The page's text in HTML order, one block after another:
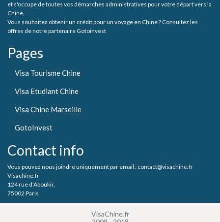
et s'occupe de toutes vos démarches administratives pour votre départ vers la
Chine.
Vous souhaitez obtenir un crédit pour un voyage en Chine ? Consultez les
offres de notre partenaire Gotoinvest
Pages
Visa Tourisme Chine
Visa Etudiant Chine
Visa Chine Marseille
GotoInvest
Contact info
Vous pouvez nous joindre uniquement par email : contact@visachine.fr
Visachine.fr
124 rue d'Aboukir,
75002 Paris
VisaChine.fr